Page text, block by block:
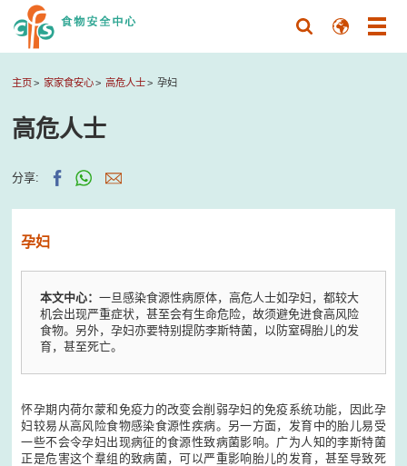
主页 家家食安心 高危人士 孕妇
高危人士
分享:
孕妇
本文中心：一旦感染食源性病原体，高危人士如孕妇，都较大
机会出现严重症状，甚至会有生命危险，故须避免进食高风险
食物。另外，孕妇亦要特别提防李斯特菌，以防窒碍胎儿的发
育，甚至死亡。
怀孕期内荷尔蒙和免疫力的改变会削弱孕妇的免疫系统功能，因此孕
妇较易从高风险食物感染食源性疾病。另一方面，发育中的胎儿易受
一些不会令孕妇出现病征的食源性致病菌影响。广为人知的李斯特菌
正是危害这个羣组的致病菌，可以严重影响胎儿的发育，甚至导致死